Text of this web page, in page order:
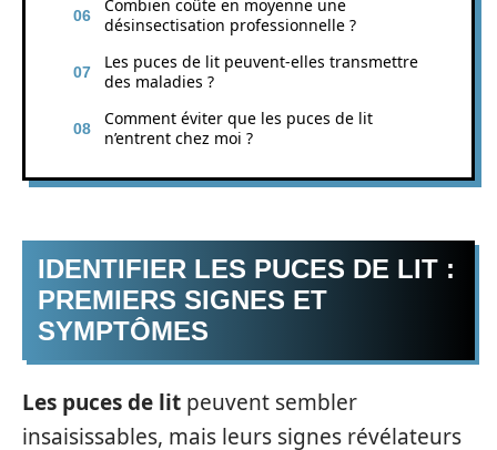
Combien coûte en moyenne une
désinsectisation professionnelle ?
Les puces de lit peuvent-elles transmettre
des maladies ?
Comment éviter que les puces de lit
n’entrent chez moi ?
IDENTIFIER LES PUCES DE LIT :
PREMIERS SIGNES ET
SYMPTÔMES
Les puces de lit peuvent sembler
insaisissables, mais leurs signes révélateurs